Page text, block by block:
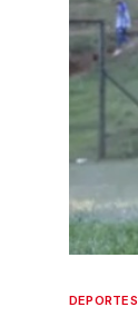
DEPORTES